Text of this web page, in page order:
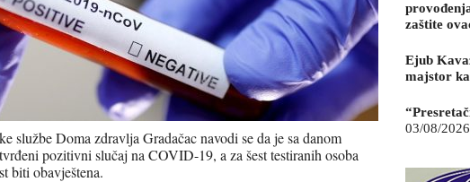
službe Doma zdravlja Gradačac navodi se da je sa danom
pozitivni slučaj na COVID-19, a za šest testiranih osoba
biti obavještena.
zaštite
Ejub
majstor
03/08/2026